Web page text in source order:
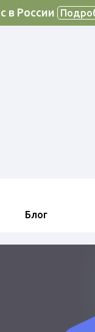
в России
Блог